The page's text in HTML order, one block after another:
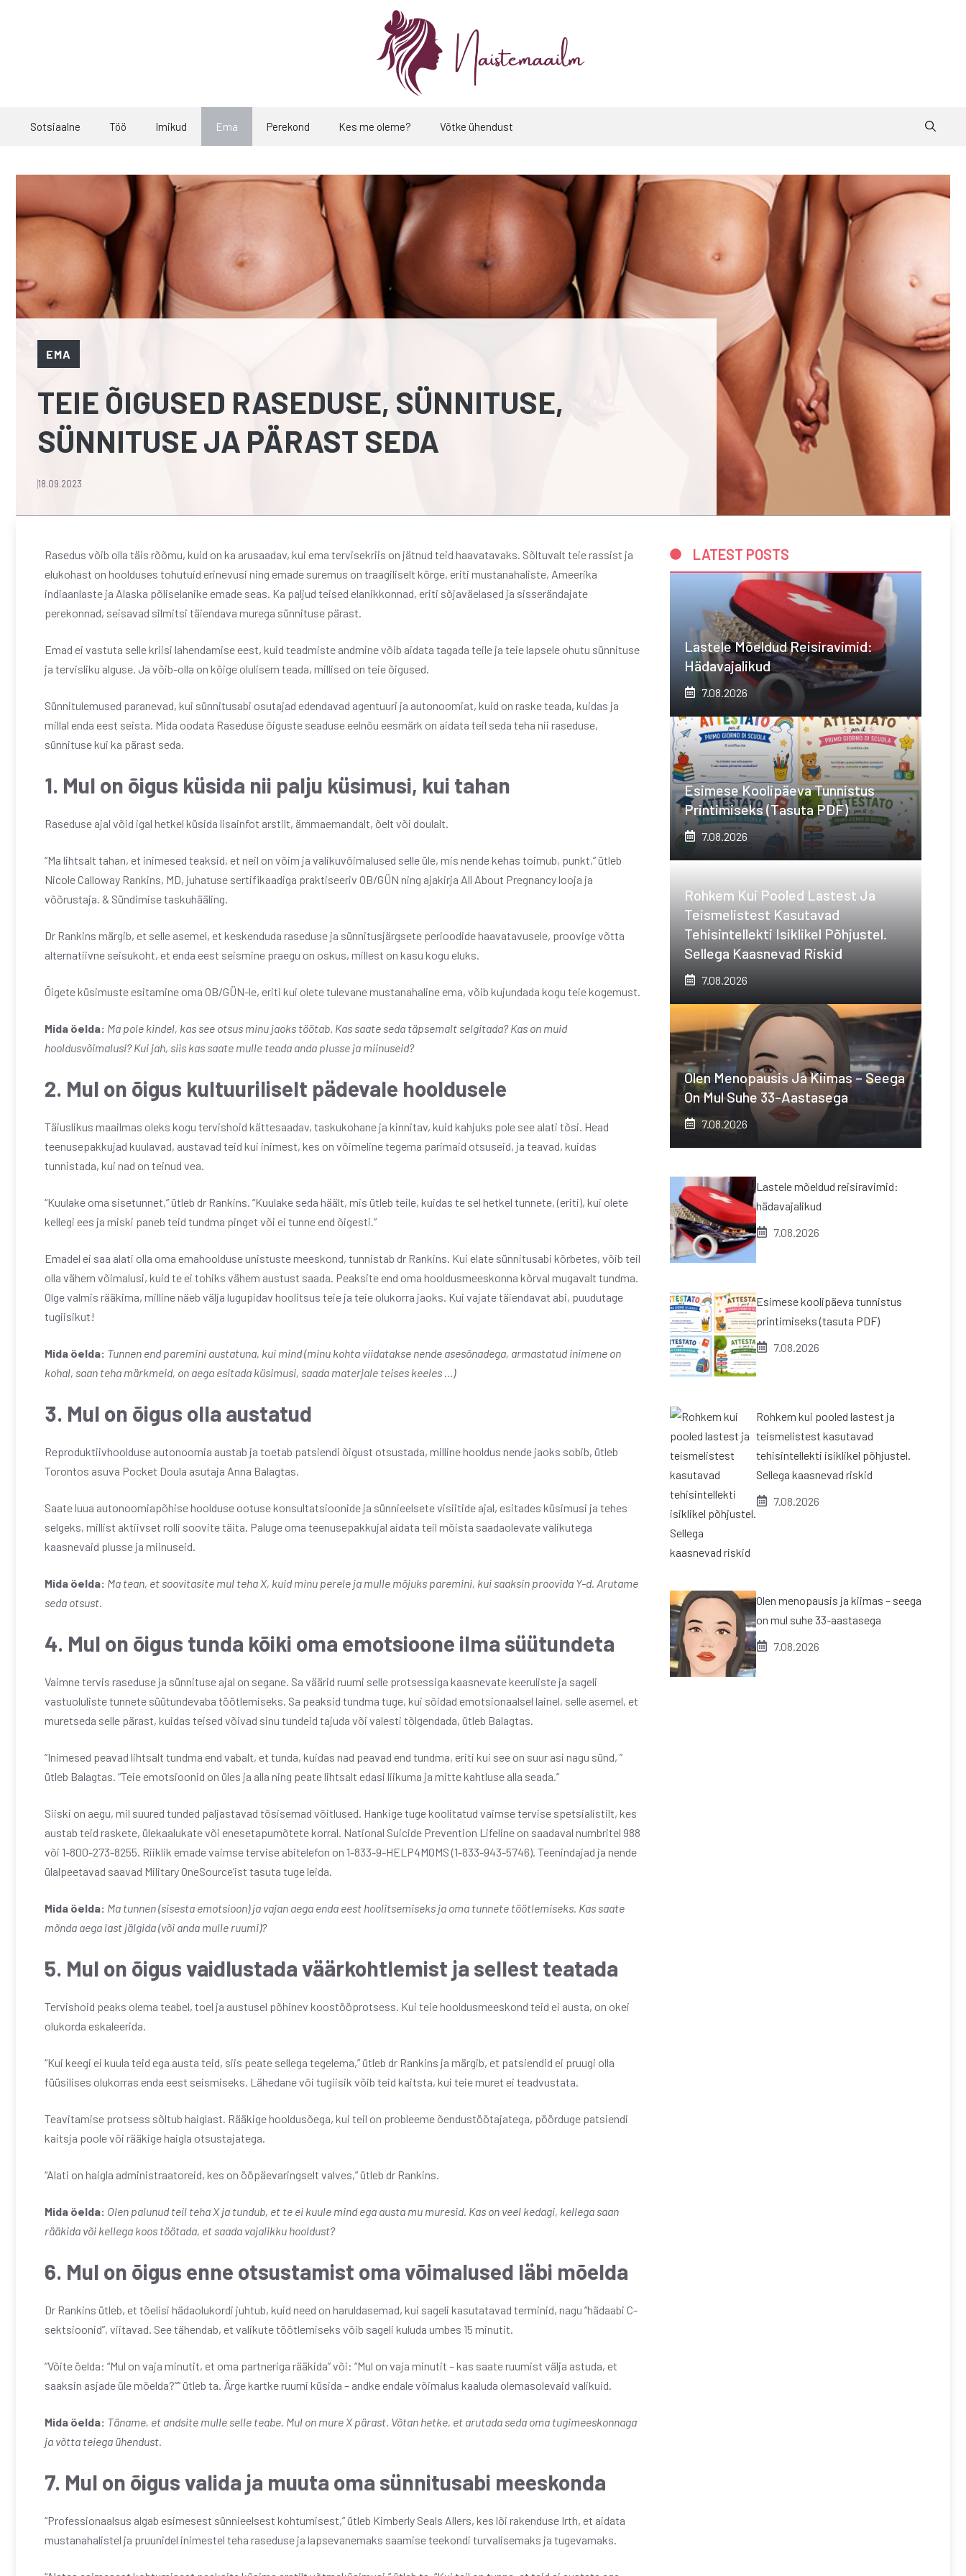
Sotsiaalne Töö Imikud Ema Perekond Kes me oleme? Võtke ühendust
EMA
TEIE ÕIGUSED RASEDUSE, SÜNNITUSE,
SÜNNITUSE JA PÄRAST SEDA
18.09.2023
Rasedus võib olla täis rõõmu, kuid on ka arusaadav, kui ema tervisekriis on jätnud teid haavatavaks. Sõltuvalt teie rassist ja
elukohast on hoolduses tohutuid erinevusi ning emade suremus on traagiliselt kõrge, eriti mustanahaliste, Ameerika
indiaanlaste ja Alaska põliselanike emade seas. Ka paljud teised elanikkonnad, eriti sõjaväelased ja sisserändajate
perekonnad, seisavad silmitsi täiendava murega sünnituse pärast.
Emad ei vastuta selle kriisi lahendamise eest, kuid teadmiste andmine võib aidata tagada teile ja teie lapsele ohutu sünnituse
ja tervisliku alguse. Ja võib-olla on kõige olulisem teada, millised on teie õigused.
Sünnitulemused paranevad, kui sünnitusabi osutajad edendavad agentuuri ja autonoomiat, kuid on raske teada, kuidas ja
millal enda eest seista. Mida oodata Raseduse õiguste seaduse eelnõu eesmärk on aidata teil seda teha nii raseduse,
sünnituse kui ka pärast seda.
1. Mul on õigus küsida nii palju küsimusi, kui tahan
Raseduse ajal võid igal hetkel küsida lisainfot arstilt, ämmaemandalt, õelt või doulalt.
“Ma lihtsalt tahan, et inimesed teaksid, et neil on võim ja valikuvõimalused selle üle, mis nende kehas toimub, punkt,” ütleb
Nicole Calloway Rankins, MD, juhatuse sertifikaadiga praktiseeriv OB/GÜN ning ajakirja All About Pregnancy looja ja
võõrustaja. & Sündimise taskuhääling.
Dr Rankins märgib, et selle asemel, et keskenduda raseduse ja sünnitusjärgsete perioodide haavatavusele, proovige võtta
alternatiivne seisukoht, et enda eest seismine praegu on oskus, millest on kasu kogu eluks.
Õigete küsimuste esitamine oma OB/GÜN-le, eriti kui olete tulevane mustanahaline ema, võib kujundada kogu teie kogemust.
Mida öelda: Ma pole kindel, kas see otsus minu jaoks töötab. Kas saate seda täpsemalt selgitada? Kas on muid
hooldusvõimalusi? Kui jah, siis kas saate mulle teada anda plusse ja miinuseid?
2. Mul on õigus kultuuriliselt pädevale hooldusele
Täiuslikus maailmas oleks kogu tervishoid kättesaadav, taskukohane ja kinnitav, kuid kahjuks pole see alati tõsi. Head
teenusepakkujad kuulavad, austavad teid kui inimest, kes on võimeline tegema parimaid otsuseid, ja teavad, kuidas
tunnistada, kui nad on teinud vea.
“Kuulake oma sisetunnet,” ütleb dr Rankins. “Kuulake seda häält, mis ütleb teile, kuidas te sel hetkel tunnete, (eriti), kui olete
kellegi ees ja miski paneb teid tundma pinget või ei tunne end õigesti.”
Emadel ei saa alati olla oma emahoolduse unistuste meeskond, tunnistab dr Rankins. Kui elate sünnitusabi kõrbetes, võib teil
olla vähem võimalusi, kuid te ei tohiks vähem austust saada. Peaksite end oma hooldusmeeskonna kõrval mugavalt tundma.
Olge valmis rääkima, milline näeb välja lugupidav hoolitsus teie ja teie olukorra jaoks. Kui vajate täiendavat abi, puudutage
tugiisikut!
Mida öelda: Tunnen end paremini austatuna, kui mind (minu kohta viidatakse nende asesõnadega, armastatud inimene on
kohal, saan teha märkmeid, on aega esitada küsimusi, saada materjale teises keeles …)
3. Mul on õigus olla austatud
Reproduktiivhoolduse autonoomia austab ja toetab patsiendi õigust otsustada, milline hooldus nende jaoks sobib, ütleb
Torontos asuva Pocket Doula asutaja Anna Balagtas.
Saate luua autonoomiapõhise hoolduse ootuse konsultatsioonide ja sünnieelsete visiitide ajal, esitades küsimusi ja tehes
selgeks, millist aktiivset rolli soovite täita. Paluge oma teenusepakkujal aidata teil mõista saadaolevate valikutega
kaasnevaid plusse ja miinuseid.
Mida öelda: Ma tean, et soovitasite mul teha X, kuid minu perele ja mulle mõjuks paremini, kui saaksin proovida Y-d. Arutame
seda otsust.
4. Mul on õigus tunda kõiki oma emotsioone ilma süütundeta
Vaimne tervis raseduse ja sünnituse ajal on segane. Sa väärid ruumi selle protsessiga kaasnevate keeruliste ja sageli
vastuoluliste tunnete süütundevaba töötlemiseks. Sa peaksid tundma tuge, kui sõidad emotsionaalsel lainel, selle asemel, et
muretseda selle pärast, kuidas teised võivad sinu tundeid tajuda või valesti tõlgendada, ütleb Balagtas.
“Inimesed peavad lihtsalt tundma end vabalt, et tunda, kuidas nad peavad end tundma, eriti kui see on suur asi nagu sünd, ”
ütleb Balagtas. “Teie emotsioonid on üles ja alla ning peate lihtsalt edasi liikuma ja mitte kahtluse alla seada.”
Siiski on aegu, mil suured tunded paljastavad tõsisemad võitlused. Hankige tuge koolitatud vaimse tervise spetsialistilt, kes
austab teid raskete, ülekaalukate või enesetapumõtete korral. National Suicide Prevention Lifeline on saadaval numbritel 988
või 1-800-273-8255. Riiklik emade vaimse tervise abitelefon on 1-833-9-HELP4MOMS (1-833-943-5746). Teenindajad ja nende
ülalpeetavad saavad Military OneSource’ist tasuta tuge leida.
Mida öelda: Ma tunnen (sisesta emotsioon) ja vajan aega enda eest hoolitsemiseks ja oma tunnete töötlemiseks. Kas saate
mõnda aega last jälgida (või anda mulle ruumi)?
5. Mul on õigus vaidlustada väärkohtlemist ja sellest teatada
Tervishoid peaks olema teabel, toel ja austusel põhinev koostööprotsess. Kui teie hooldusmeeskond teid ei austa, on okei
olukorda eskaleerida.
“Kui keegi ei kuula teid ega austa teid, siis peate sellega tegelema,” ütleb dr Rankins ja märgib, et patsiendid ei pruugi olla
füüsilises olukorras enda eest seismiseks. Lähedane või tugiisik võib teid kaitsta, kui teie muret ei teadvustata.
Teavitamise protsess sõltub haiglast. Rääkige hooldusõega, kui teil on probleeme õendustöötajatega, pöörduge patsiendi
kaitsja poole või rääkige haigla otsustajatega.
“Alati on haigla administraatoreid, kes on ööpäevaringselt valves,” ütleb dr Rankins.
Mida öelda: Olen palunud teil teha X ja tundub, et te ei kuule mind ega austa mu muresid. Kas on veel kedagi, kellega saan
rääkida või kellega koos töötada, et saada vajalikku hooldust?
6. Mul on õigus enne otsustamist oma võimalused läbi mõelda
Dr Rankins ütleb, et tõelisi hädaolukordi juhtub, kuid need on haruldasemad, kui sageli kasutatavad terminid, nagu “hädaabi C-
sektsioonid”, viitavad. See tähendab, et valikute töötlemiseks võib sageli kuluda umbes 15 minutit.
“Võite öelda: “Mul on vaja minutit, et oma partneriga rääkida” või: “Mul on vaja minutit – kas saate ruumist välja astuda, et
saaksin asjade üle mõelda?”” ütleb ta. Ärge kartke ruumi küsida – andke endale võimalus kaaluda olemasolevaid valikuid.
Mida öelda: Täname, et andsite mulle selle teabe. Mul on mure X pärast. Võtan hetke, et arutada seda oma tugimeeskonnaga
ja võtta teiega ühendust.
7. Mul on õigus valida ja muuta oma sünnitusabi meeskonda
“Professionaalsus algab esimesest sünnieelsest kohtumisest,” ütleb Kimberly Seals Allers, kes lõi rakenduse Irth, et aidata
mustanahalistel ja pruunidel inimestel teha raseduse ja lapsevanemaks saamise teekondi turvalisemaks ja tugevamaks.
LATEST POSTS
Lastele Mõeldud Reisiravimid:
Hädavajalikud
7.08.2026
Esimese Koolipäeva Tunnistus
Printimiseks (tasuta PDF)
7.08.2026
Rohkem Kui Pooled Lastest Ja
Teismelistest Kasutavad
Tehisintellekti Isiklikel Põhjustel.
Sellega Kaasnevad Riskid
7.08.2026
Olen Menopausis Ja Kiimas – Seega
On Mul Suhe 33-Aastasega
7.08.2026
Lastele mõeldud reisiravimid:
hädavajalikud
7.08.2026
Esimese koolipäeva tunnistus
printimiseks (tasuta PDF)
7.08.2026
Rohkem kui pooled lastest ja
teismelistest kasutavad
tehisintellekti isiklikel põhjustel.
Sellega kaasnevad riskid
7.08.2026
Olen menopausis ja kiimas – seega
on mul suhe 33-aastasega
7.08.2026